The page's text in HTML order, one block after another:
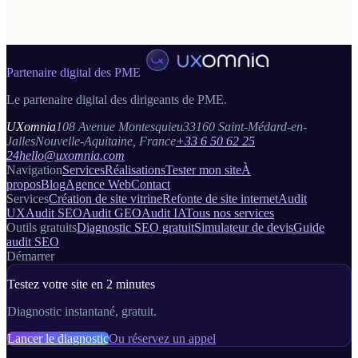
Partenaire digital des PME
Le partenaire digital des dirigeants de PME.
UXomnia108 Avenue Montesquieu33160 Saint-Médard-en-
JallesNouvelle-Aquitaine, France+33 6 50 62 25
24hello@uxomnia.com
NavigationServicesRéalisationsTester mon siteÀ
proposBlogAgence WebContact
ServicesCréation de site vitrineRefonte de site internetAudit
UXAudit SEOAudit GEOAudit IATous nos services
Outils gratuitsDiagnostic SEO gratuitSimulateur de devisGuide
audit SEO
Démarrer
Testez votre site en 2 minutes
Diagnostic instantané, gratuit.
Lancer le diagnosticOu réservez un appel